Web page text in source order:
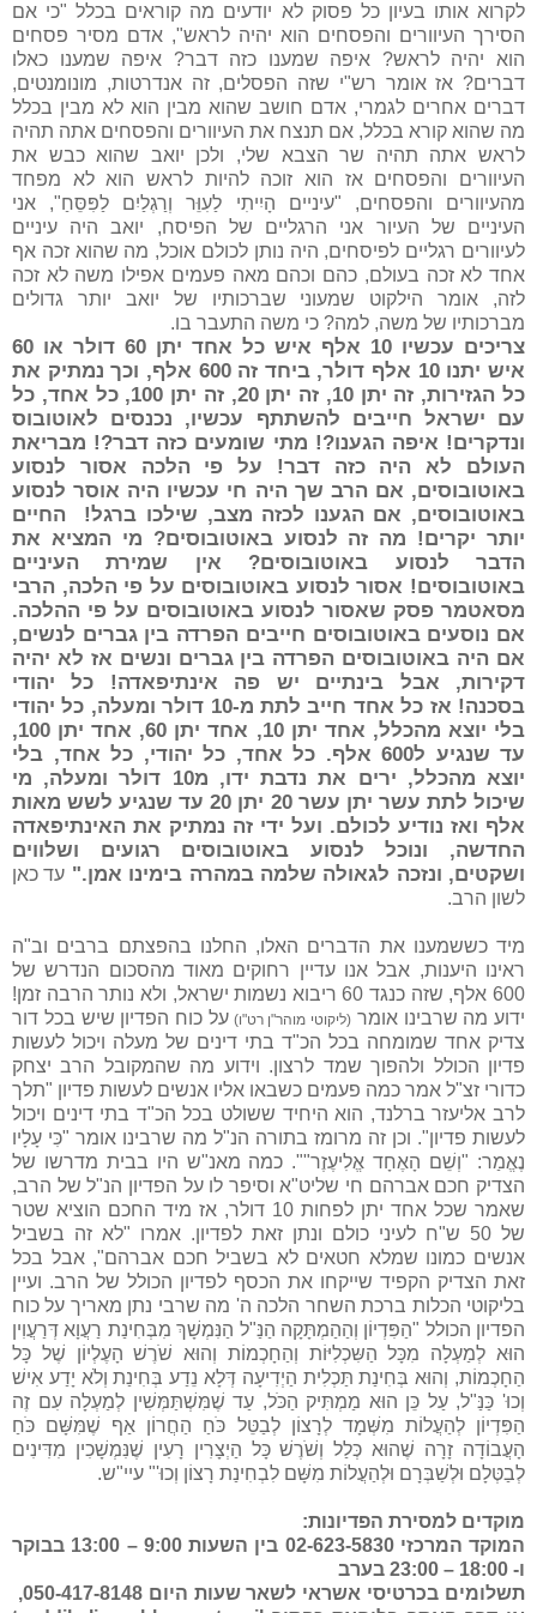
לקרוא אותו בעיון כל פסוק לא יודעים מה קוראים בכלל "כי אם
הסירך העיוורים והפסחים הוא יהיה לראש", אדם מסיר פסחים
הוא יהיה לראש? איפה שמענו כזה דבר? איפה שמענו כאלו
דברים? אז אומר רש"י שזה הפסלים, זה אנדרטות, מונומנטים,
דברים אחרים לגמרי, אדם חושב שהוא מבין הוא לא מבין בכלל
מה שהוא קורא בכלל, אם תנצח את העיוורים והפסחים אתה תהיה
לראש אתה תהיה שר הצבא שלי, ולכן יואב שהוא כבש את
העיוורים והפסחים אז הוא זוכה להיות לראש הוא לא מפחד
מהעיוורים והפסחים, "עיניים הָיִיתִי לַעִוֵּר וְרַגְלַיִם לַפִּסֵּחַ", אני
העיניים של העיור אני הרגליים של הפיסח, יואב היה עיניים
לעיוורים רגליים לפיסחים, היה נותן לכולם אוכל, מה שהוא זכה אף
אחד לא זכה בעולם, כהם וכהם מאה פעמים אפילו משה לא זכה
לזה, אומר הילקוט שמעוני שברכותיו של יואב יותר גדולים
מברכותיו של משה, למה? כי משה התעבר בו.
צריכים עכשיו 10 אלף איש כל אחד יתן 60 דולר או 60
איש יתנו 10 אלף דולר, ביחד זה 600 אלף, וכך נמתיק את
כל הגזירות, זה יתן 10, זה יתן 20, זה יתן 100, כל אחד, כל
עם ישראל חייבים להשתתף עכשיו, נכנסים לאוטובוס
ונדקרים! איפה הגענו?! מתי שומעים כזה דבר?! מבריאת
העולם לא היה כזה דבר! על פי הלכה אסור לנסוע
באוטובוסים, אם הרב שך היה חי עכשיו היה אוסר לנסוע
באוטובוסים, אם הגענו לכזה מצב, שילכו ברגל! החיים
יותר יקרים! מה זה לנסוע באוטובוסים? מי המציא את
הדבר לנסוע באוטובוסים? אין שמירת העיניים
באוטובוסים! אסור לנסוע באוטובוסים על פי הלכה, הרבי
מסאטמר פסק שאסור לנסוע באוטובוסים על פי ההלכה.
אם נוסעים באוטובוסים חייבים הפרדה בין גברים לנשים,
אם היה באוטובוסים הפרדה בין גברים ונשים אז לא יהיה
דקירות, אבל בינתיים יש פה אינתיפאדה! כל יהודי
בסכנה! אז כל אחד חייב לתת מ-10 דולר ומעלה, כל יהודי
בלי יוצא מהכלל, אחד יתן 10, אחד יתן 60, אחד יתן 100,
עד שנגיע ל600 אלף. כל אחד, כל יהודי, כל אחד, בלי
יוצא מהכלל, ירים את נדבת ידו, מ10 דולר ומעלה, מי
שיכול לתת עשר יתן עשר 20 יתן 20 עד שנגיע לשש מאות
אלף ואז נודיע לכולם. ועל ידי זה נמתיק את האינתיפאדה
החדשה, ונוכל לנסוע באוטובוסים רגועים ושלווים
ושקטים, ונזכה לגאולה שלמה במהרה בימינו אמן." עד כאן
לשון הרב.
מיד כששמענו את הדברים האלו, החלנו בהפצתם ברבים וב"ה
ראינו היענות, אבל אנו עדיין רחוקים מאוד מהסכום הנדרש של
600 אלף, שזה כנגד 60 ריבוא נשמות ישראל, ולא נותר הרבה זמן!
ידוע מה שרבינו אומר (ליקוטי מוהר"ן רט"ו)על כוח הפדיון שיש בכל דור
צדיק אחד שמומחה בכל הכ"ד בתי דינים של מעלה ויכול לעשות
פדיון הכולל ולהפוך שמד לרצון. וידוע מה שהמקובל הרב יצחק
כדורי זצ"ל אמר כמה פעמים כשבאו אליו אנשים לעשות פדיון "תלך
לרב אליעזר ברלנד, הוא היחיד ששולט בכל הכ"ד בתי דינים ויכול
לעשות פדיון". וכן זה מרומז בתורה הנ"ל מה שרבינו אומר "כִּי עָלָיו
נֶאֱמַר: "וְשֵׁם הָאֶחָד אֱלִיעֶזֶר"". כמה מאנ"ש היו בבית מדרשו של
הצדיק חכם אברהם חי שליט"א וסיפר לו על הפדיון הנ"ל של הרב,
שאמר שכל אחד יתן לפחות 10 דולר, אז מיד החכם הוציא שטר
של 50 ש"ח לעיני כולם ונתן זאת לפדיון. אמרו "לא זה בשביל
אנשים כמונו שמלא חטאים לא בשביל חכם אברהם", אבל בכל
זאת הצדיק הקפיד שייקחו את הכסף לפדיון הכולל של הרב. ועיין
בליקוטי הכלות ברכת השחר הלכה ה' מה שרבי נתן מאריך על כוח
הפדיון הכולל "הַפִּדְיוֹן וְהַהַמְתָּקָה הַנַּ"ל הַנִּמְשָׁךְ מִבְּחִינַת רַעֲוָא דְּרַעֲוִין
הוּא לְמַעְלָה מִכָּל הַשִּכְלִיּוֹת וְהַחָכְמוֹת וְהוּא שֹׁרֶשׁ הָעֶלְיוֹן שֶׁל כָּל
הַחָכְמוֹת, וְהוּא בְּחִינַת תַּכְלִית הַיְדִיעָה דְּלָא נֵדַע בְּחִינַת וְלֹא יָדַע אִישׁ
וְכוּ' כַּנַּ"ל, עַל כֵּן הוּא מַמְתִּיק הַכֹּל, עַד שֶׁמִּשְׁתַּמְּשִׁין לְמַעְלָה עִם זֶה
הַפִּדְיוֹן לְהַעֲלוֹת מִשְּׁמָד לְרָצוֹן לְבַטֵּל כֹּחַ הַחֲרוֹן אַף שֶׁמִּשָּׁם כֹּחַ
הָעֲבוֹדָה זָרָה שֶׁהוּא כְּלַל וְשֹׁרֶשׁ כָּל הַיְצָרִין רָעִין שֶׁנִּמְשָׁכִין מִדִּינִים
לְבַטְּלָם וּלְשַׁבְּרָם וּלְהַעֲלוֹת מִשָּׁם לִבְחִינַת רָצוֹן וְכוּ'" עיי"ש.
מוקדים למסירת הפדיונות:
המוקד המרכזי 02-623-5830 בין השעות 9:00 – 13:00 בבוקר
ו- 18:00 – 23:00 בערב
תשלומים בכרטיסי אשראי לשאר שעות היום 050-417-8148,